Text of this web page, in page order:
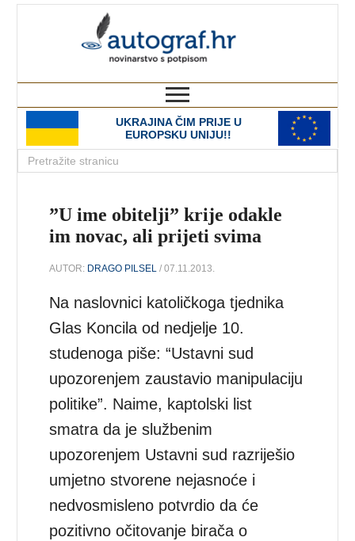
UKRAJINA ČIM PRIJE U
EUROPSKU UNIJU!!
”U ime obitelji” krije odakle
im novac, ali prijeti svima
AUTOR: DRAGO PILSEL / 07.11.2013.
Na naslovnici katoličkoga tjednika
Glas Koncila od nedjelje 10.
studenoga piše: “Ustavni sud
upozorenjem zaustavio manipulaciju
politike”. Naime, kaptolski list
smatra da je službenim
upozorenjem Ustavni sud razriješio
umjetno stvorene nejasnoće i
nedvosmisleno potvrdio da će
pozitivno očitovanje birača o